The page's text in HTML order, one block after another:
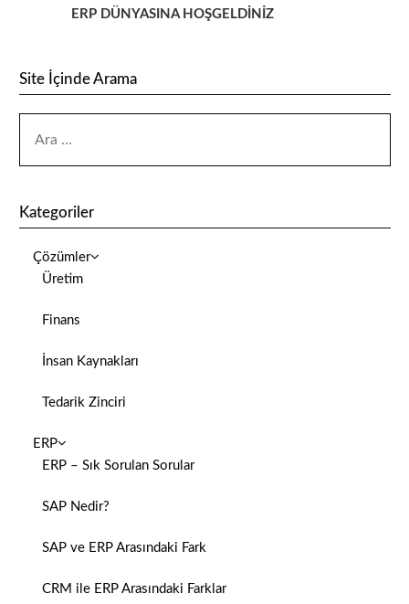
ERP DÜNYASINA HOŞGELDİNİZ
Site İçinde Arama
Kategoriler
Çözümler
Üretim
Finans
İnsan Kaynakları
Tedarik Zinciri
ERP
ERP – Sık Sorulan Sorular
SAP Nedir?
SAP ve ERP Arasındaki Fark
CRM ile ERP Arasındaki Farklar